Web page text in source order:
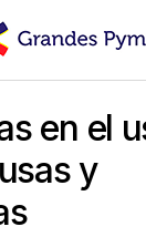
en el
y